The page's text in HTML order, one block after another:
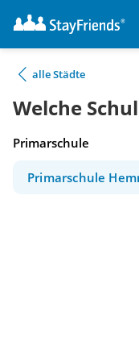
alle Städte
Welche
Primarschule
Primarschule